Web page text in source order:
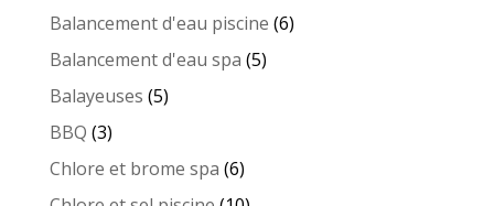
produit
Balancement d'eau piscine 66
Balancement d'eau spa 55
Balayeuses 55
BBQ 33
produits
Chlore et brome spa 66
produits